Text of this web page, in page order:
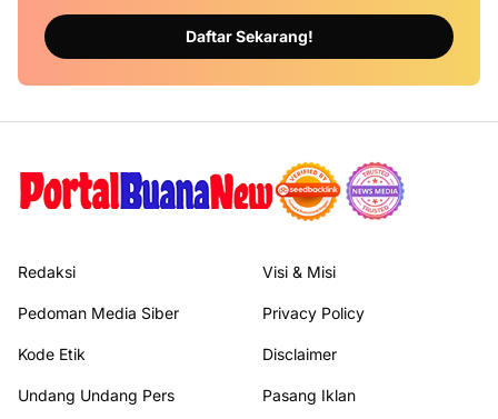
Daftar Sekarang!
Redaksi Visi & Misi
Pedoman Media Siber Privacy Policy
Kode Etik Disclaimer
Undang Undang Pers Pasang Iklan